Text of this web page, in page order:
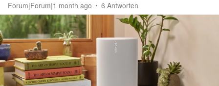
Forum|Forum|1 month ago
6 Antworten